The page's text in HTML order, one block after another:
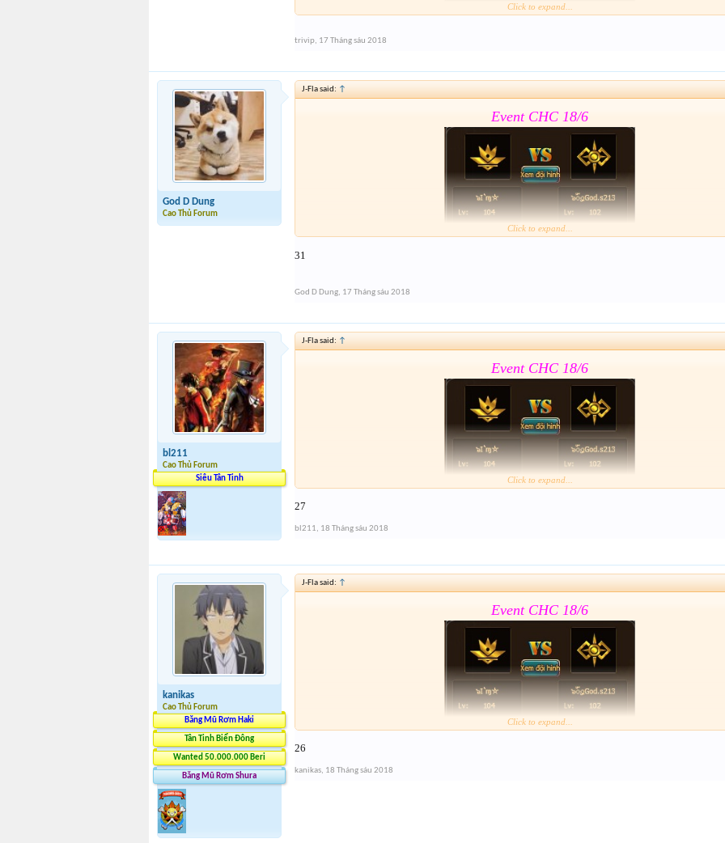
lâu hết giải nhỉ
Click to expand...
trivip, 17 Tháng sáu 2018
God D Dung
Cao Thủ Forum
J-Fla said: ↑
Event CHC 18/6
Click to expand...
31
God D Dung, 17 Tháng sáu 2018
bl211
Cao Thủ Forum
Siêu Tân Tinh
J-Fla said: ↑
Event CHC 18/6
Click to expand...
27
bl211, 18 Tháng sáu 2018
kanikas
Cao Thủ Forum
Băng Mũ Rơm Haki
Tân Tinh Biển Đông
Wanted 50.000.000 Beri
Băng Mũ Rơm Shura
J-Fla said: ↑
Event CHC 18/6
Click to expand...
26
kanikas, 18 Tháng sáu 2018